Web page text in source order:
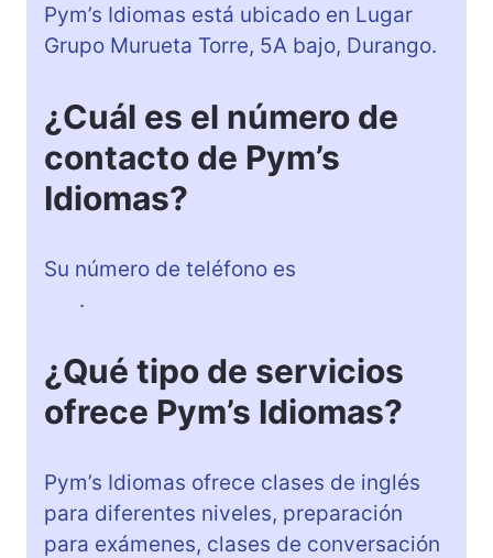
Pym’s Idiomas está ubicado en Lugar
Grupo Murueta Torre, 5A bajo, Durango.
¿Cuál es el número de
contacto de Pym’s
Idiomas?
Su número de teléfono es
.
¿Qué tipo de servicios
ofrece Pym’s Idiomas?
Pym’s Idiomas ofrece clases de inglés
para diferentes niveles, preparación
para exámenes, clases de conversación